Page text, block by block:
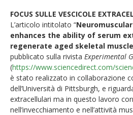
FOCUS SULLE VESCICOLE
L’articolo intitolato “
enhances the ability of serum
regenerate aged skeletal
pubblicato sulla rivista Experimental
(https://www.sciencedirect.com/
è stato realizzato in collaborazione
dell’Università di Pittsburgh, e
extracellulari ma in questo lavoro
nell’invecchiamento e nell’attività